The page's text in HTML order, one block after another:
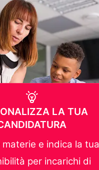
LA TUA
materie e indica la tua
per incarichi di